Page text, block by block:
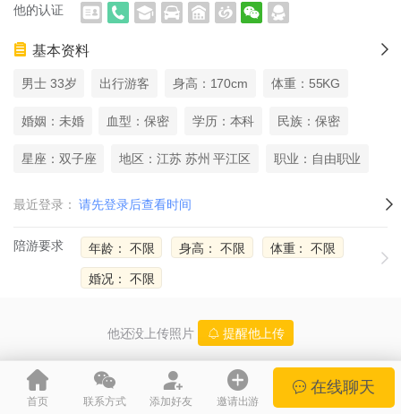
他的认证
基本资料
男士 33岁 出行游客 身高：170cm 体重：55KG
婚姻：未婚 血型：保密 学历：本科 民族：保密
星座：双子座 地区：江苏 苏州 平江区 职业：自由职业
最近登录： 请先登录后查看时间
陪游要求 年龄： 不限 身高： 不限 体重： 不限
婚况： 不限
他还没上传照片 提醒他上传
城市微游 江苏伴游景区
首页 联系方式 添加好友 邀请出游
在线聊天